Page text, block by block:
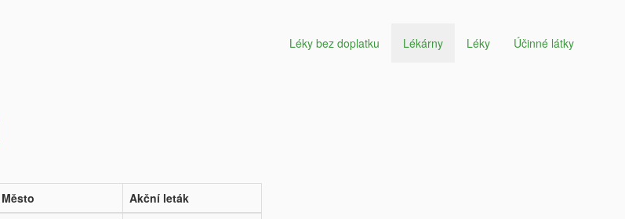
Léky bez doplatku Lékárny Léky Účinné látky
Město
Akční leták